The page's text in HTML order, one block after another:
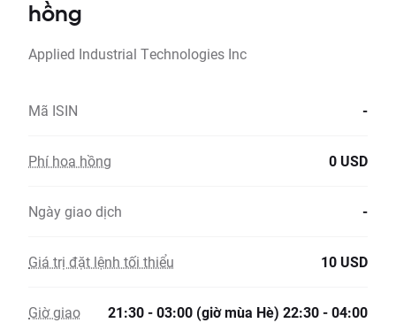
hồng
Applied Industrial Technologies Inc
Mã ISIN -
Phí hoa hồng 0 USD
Ngày giao dịch -
Giá trị đặt lệnh tối thiểu 10 USD
Giờ giao
21:30 - 03:00 (giờ mùa Hè) 22:30 - 04:00